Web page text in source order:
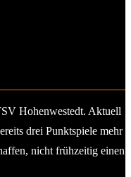
Hohenwestedt. Aktuell
drei Punktspiele mehr
nicht frühzeitig einen